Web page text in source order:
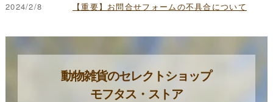
2024/2/8
【重要】お問合せフォームの不具合について
動物雑貨のセレクトショップ
モフタス・ストア